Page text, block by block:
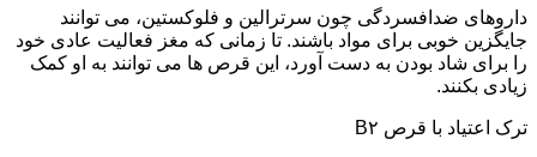
داروهای ضدافسردگی چون سرترالین و فلوکستین، می توانند
جایگزین خوبی برای مواد باشند. تا زمانی که مغز فعالیت عادی خود
را برای شاد بودن به دست آورد، این قرص ها می توانند به او کمک
زیادی بکنند.
ترک اعتیاد با قرص B۲